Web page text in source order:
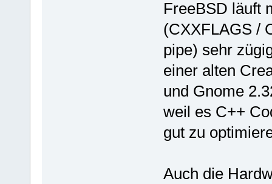
FreeBSD läuft
(CXXFLAGS /
pipe) sehr
einer alten
und Gnome
weil es C++
gut zu
Auch die